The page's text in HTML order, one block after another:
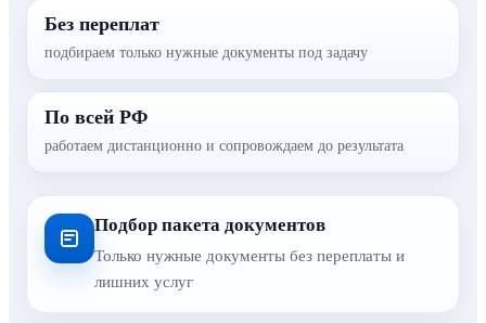
Без переплат
подбираем только нужные документы под задачу
По всей РФ
работаем дистанционно и сопровождаем до результата
Подбор пакета документов
Только нужные документы без переплаты и
лишних услуг